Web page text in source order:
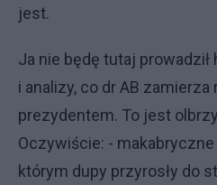
jest.
Ja nie będę tutaj
i analizy, co dr AB
prezydentem. To jest
Oczywiście: -
którym dupy przyrosły do